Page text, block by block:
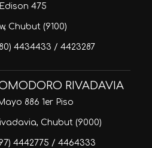
Edison 475
Chubut (9100)
4434433 / 4423287
RIVADAVIA
886 1er Piso
Chubut (9000)
4442775 / 4464333